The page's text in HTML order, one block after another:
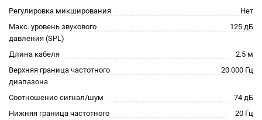
Регулировка микширования
Нет
Макс. уровень звукового
давления (SPL)
125 дБ
Длина кабеля
2.5 м
Верхняя граница частотного
диапазона
20 000 Гц
Соотношение сигнал/шум
74 дБ
Нижняя граница частотного
20 Гц